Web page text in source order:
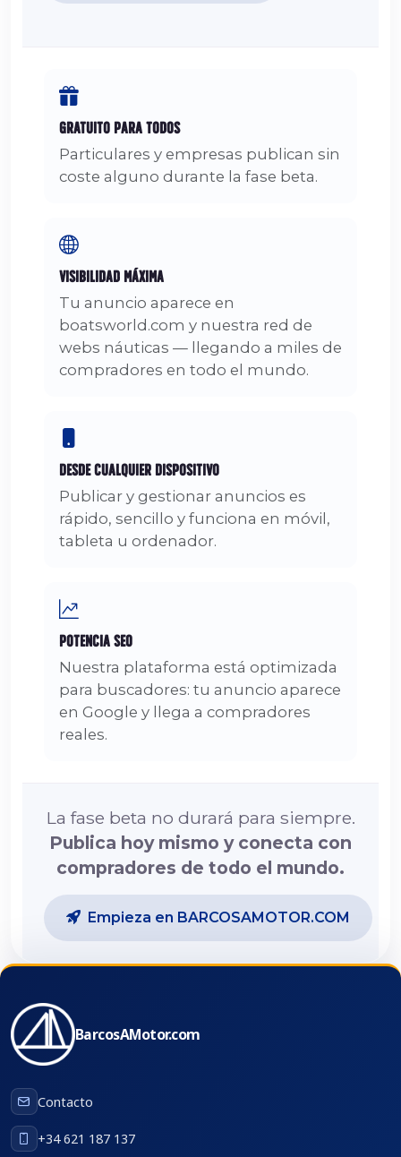
Gratuito para Todos
Particulares y empresas publican sin
coste alguno durante la fase beta.
Visibilidad Máxima
Tu anuncio aparece en
boatsworld.com y nuestra red de
webs náuticas — llegando a miles de
compradores en todo el mundo.
Desde Cualquier Dispositivo
Publicar y gestionar anuncios es
rápido, sencillo y funciona en móvil,
tableta u ordenador.
Potencia SEO
Nuestra plataforma está optimizada
para buscadores: tu anuncio aparece
en Google y llega a compradores
reales.
La fase beta no durará para siempre.
Publica hoy mismo y conecta con
compradores de todo el mundo.
Empieza en BARCOSAMOTOR.COM
BarcosAMotor.com
Contacto
+34 621 187 137